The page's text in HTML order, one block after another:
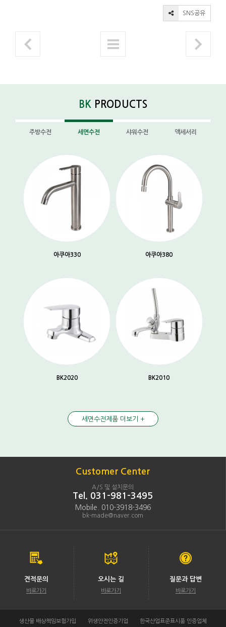
SNS공유
BK PRODUCTS
주방수전 세면수전 샤워수전 액세서리
아쿠아330 아쿠아380
BK2020 BK2010
세면수전제품 더보기 +
Customer Center
A/S 및 설치문의
Tel. 031-981-3495
Mobile. 010-3918-3496
bk-made@naver.com
견적문의
바로가기
오시는 길
바로가기
질문과 답변
바로가기
생산물 배상책임보험가입 위생안전인증기업 한국산업표준표시품 인증업체